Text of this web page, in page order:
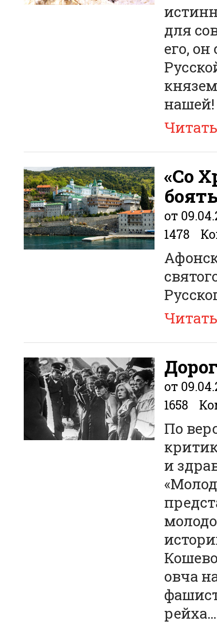
для
его,
нашей!
«Со
от
1478
от
1658
По
и
овча
рейха…